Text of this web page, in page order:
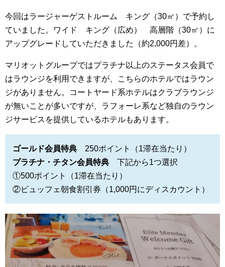
今回はラージャーゲストルーム キング（30㎡）で予約し
ていました。ワイド キング（広め） 高層階（30㎡）に
アップグレードしていただきました（約2,000円差）。
マリオットグループではプラチナ以上のステータス会員で
はラウンジを利用できますが、こちらのホテルではラウン
ジがありません。
コートヤード系ホテルはクラブラウンジ
が無いことが多いですが、ラフォーレ系など独自のラウン
ジサービスを提供しているホテルもあります。
ゴールド会員特典 250ポイント（1滞在当たり）
プラチナ・チタン会員特典 下記から1つ選択
①500ポイント（1滞在当たり）
②ビュッフェ朝食割引券（1,000円にディスカウント）